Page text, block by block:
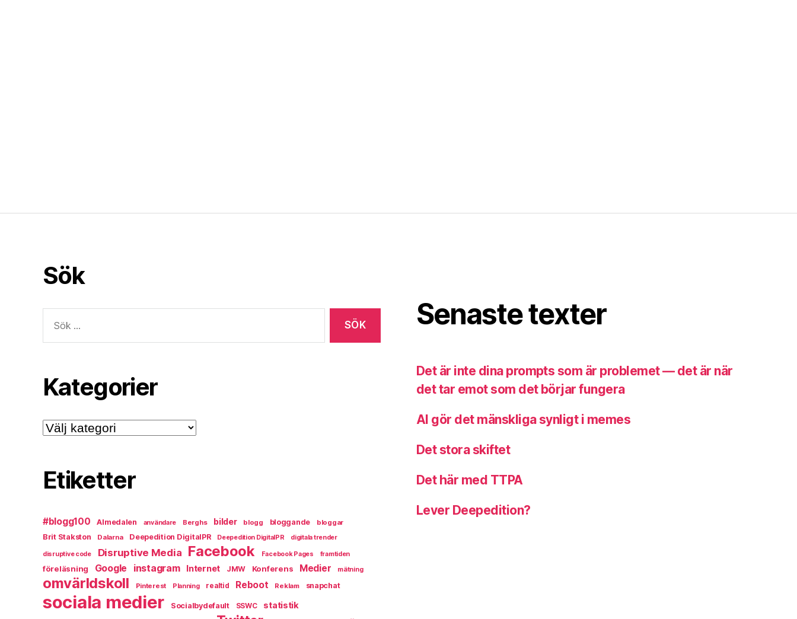
Sök
efter:
Kategorier
Kategorier
Etiketter
#blogg100 Almedalen användare Berghs bilder blogg bloggande bloggar
Brit Stakston Dalarna Deepedition DigitalPR Deepedition DigitalPR digitala trender
disruptive code Disruptive Media Facebook Facebook Pages framtiden
föreläsning Google instagram Internet JMW Konferens Medier mätning
omvärldskoll Pinterest Planning realtid Reboot Reklam snapchat
sociala medier Socialbydefault SSWC statistik
Senaste texter
Det är inte dina prompts som är problemet — det är när
det tar emot som det börjar fungera
AI gör det mänskliga synligt i memes
Det stora skiftet
Det här med TTPA
Lever Deepedition?